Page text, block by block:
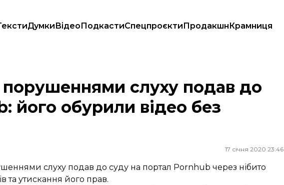
ДумкиВідеоПодкастиСпецпроєктиПродакшнКрамниця
на Pornhub: його обурили відео без субтитрів
слуху подав до
його обурили відео без
17 січня 2020 23:46
слуху подав до суду на портал Pornhub через нібито
та утискання його прав.